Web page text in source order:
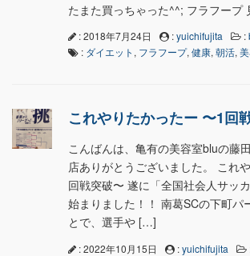
たまた買っちゃった^^; フラフー
: 2018年7月24日 :yuichifujita :
: ダイエット , フラフープ, 健康, 朝活,
これやりたかったー 〜1回
こんばんは、亀有の美容室bluの藤
店ありがとうございました。 これ
回戦突破〜 遂に「全国社会人サッ
始まりました！！ 南葛SCの下町パ
とで、選手や […]
: 2022年10月15日 :yuichifujita